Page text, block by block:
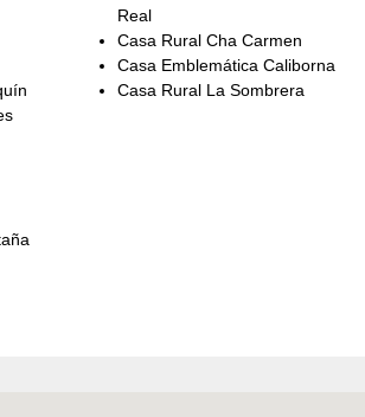
Real
Casa Rural Cha Carmen
Casa Emblemática Caliborna
Casa Rural La Sombrera